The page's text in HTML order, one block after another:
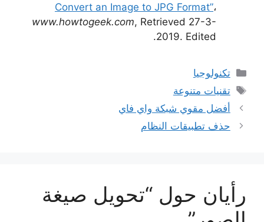
Convert an Image to JPG Format”،
www.howtogeek.com, Retrieved 27-3-
2019. Edited.
التصنيفات
تكنولوجيا
الوسوم
تقنيات متنوعة
أفضل مقوي شبكة واي فاي
حذف تطبيقات النظام
رأيان حول “تحويل صيغة